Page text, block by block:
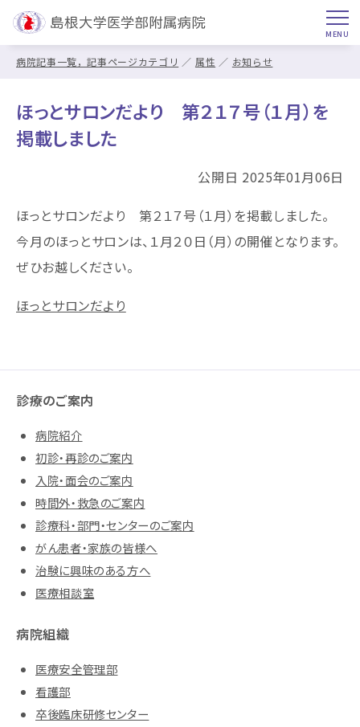
病院記事一覧，記事ページカテゴリ 属性 お知らせ
ほっとサロンだより 第２１７号（１月）を
掲載しました
公開日 2025年01月06日
ほっとサロンだより 第２１７号（１月）を掲載しました。
今月のほっとサロンは、１月２０日（月）の開催となります。
ぜひお越しください。
ほっとサロンだより
診療のご案内
病院紹介
初診・再診のご案内
入院・面会のご案内
時間外・救急のご案内
診療科・部門・センターのご案内
がん患者・家族の皆様へ
治験に興味のある方へ
医療相談室
病院組織
医療安全管理部
看護部
卒後臨床研修センター